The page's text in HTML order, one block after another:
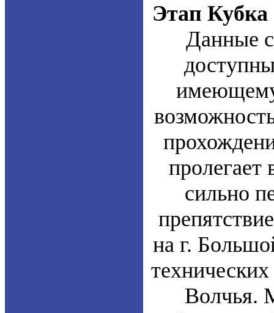
Этап
Данные
имеющему
пролегает
сильно
на г.
Волчья.